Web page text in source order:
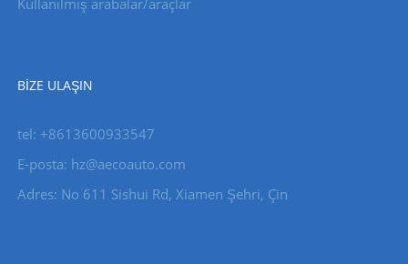
Kullanılmış arabalar/araçlar
BIZE ULAŞIN
tel: +8613600933547
E-posta: hz@aecoauto.com
Adres: No 611 Sishui Rd, Xiamen Şehri, Çin